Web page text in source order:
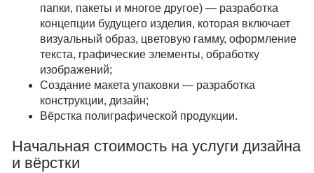
папки, пакеты и многое другое) — разработка
концепции будущего изделия, которая включает
визуальный образ, цветовую гамму, оформление
текста, графические элементы, обработку
изображений;
Создание макета упаковки — разработка
конструкции, дизайн;
Вёрстка полиграфической продукции.
Начальная стоимость на услуги дизайна
и вёрстки